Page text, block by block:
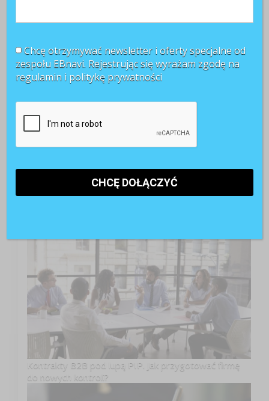
TOP 3 miesiąca
Kontrakty B2B pod lupą PIP. Jak przygotować firmę
do nowych kontroli?
Chcę otrzymywać newsletter i oferty specjalne od
zespołu EBnavi. Rejestrując się wyrażam zgodę na
regulamin i politykę prywatności